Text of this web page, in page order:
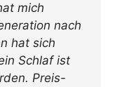
mich
nach
hat sich
Schlaf ist
Preis-